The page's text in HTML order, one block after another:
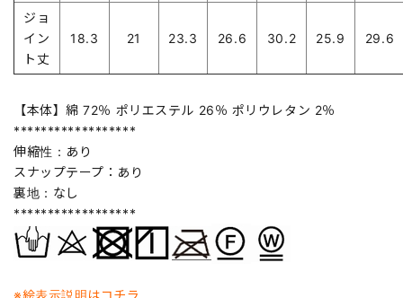
ジョ
イン
ト丈
18.3 21 23.3 26.6 30.2 25.9 29.6
【本体】綿 72％ ポリエステル 26％ ポリウレタン 2％
******************
伸縮性：あり
スナップテープ：あり
裏地：なし
******************
※絵表示説明はコチラ